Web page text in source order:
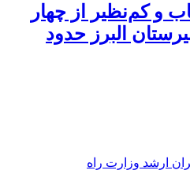
و کم‌نظیر از چهار
البرز حدود